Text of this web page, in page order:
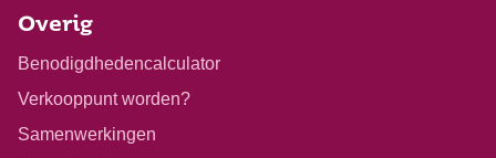
Overig
Benodigdhedencalculator
Verkooppunt worden?
Samenwerkingen